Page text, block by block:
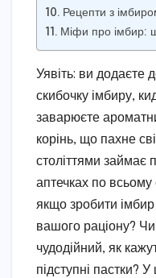
Рецепти з
Міфи про імбир:
Уявіть: ви додаєте
скибочку імбиру,
заварюєте
корінь, що пахне
століттями займає
аптечках по всьому
якщо зробити
вашого раціону? Чи
чудодійний, як
підступні пастки? У